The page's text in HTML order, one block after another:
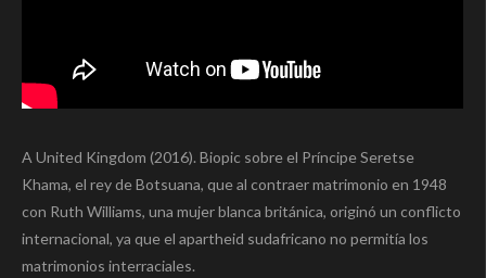
A United Kingdom (2016). Biopic sobre el Príncipe Seretse
Khama, el rey de Botsuana, que al contraer matrimonio en 1948
con Ruth Williams, una mujer blanca británica, originó un conflicto
internacional, ya que el apartheid sudafricano no permitía los
matrimonios interraciales.